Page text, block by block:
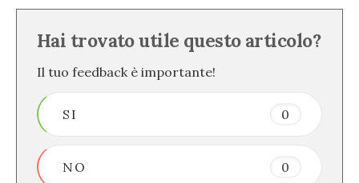
Hai trovato utile questo articolo?
Il tuo feedback è importante!
SI 0
NO 0